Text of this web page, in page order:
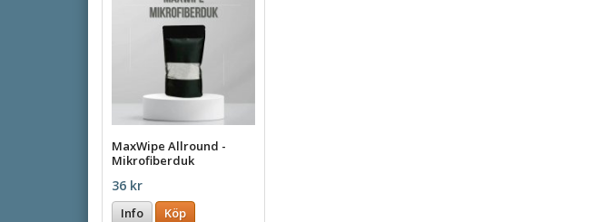
MaxWipe Allround -
Mikrofiberduk
36 kr
Info Köp